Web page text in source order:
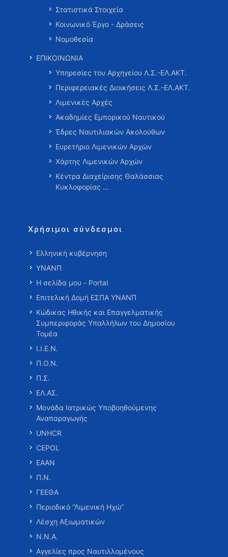
Στατιστικά Στοιχεία
Κοινωνικό Έργο - Δράσεις
Νομοθεσία
ΕΠΙΚΟΙΝΩΝΙΑ
Υπηρεσίες του Αρχηγείου Λ.Σ.-ΕΛ.ΑΚΤ.
Περιφερειακές Διοικήσεις Λ.Σ.-ΕΛ.ΑΚΤ.
Λιμενικές Αρχές
Ακαδημίες Εμπορικού Ναυτικού
Έδρες Ναυτιλιακών Ακολούθων
Ευρετήριο Λιμενικών Αρχών
Χάρτης Λιμενικών Αρχών
Κέντρα Διαχείρισης Θαλάσσιας
Κυκλοφορίας …
Χρήσιμοι σύνδεσμοι
Ελληνική κυβέρνηση
ΥΝΑΝΠ
Η σελίδα μου - Portal
Επιτελική Δομή ΕΣΠΑ ΥΝΑΝΠ
Κώδικας Ηθικής και Επαγγελματικής
Συμπεριφοράς Υπαλλήλων του Δημοσίου
Τομέα
Ι.Ι.Ε.Ν.
Π.Ο.Ν.
Π.Σ.
ΕΛ.ΑΣ.
Μονάδα Ιατρικώς Υποβοηθούμενης
Αναπαραγωγής
UNHCR
CEPOL
ΕΑΑΝ
Π.Ν.
ΓΕΕΘΑ
Περιοδικό “Λιμενική Ηχώ”
Λέσχη Αξιωματικών
Ν.Ν.Α.
Αγγελίες προς Ναυτιλλομένους